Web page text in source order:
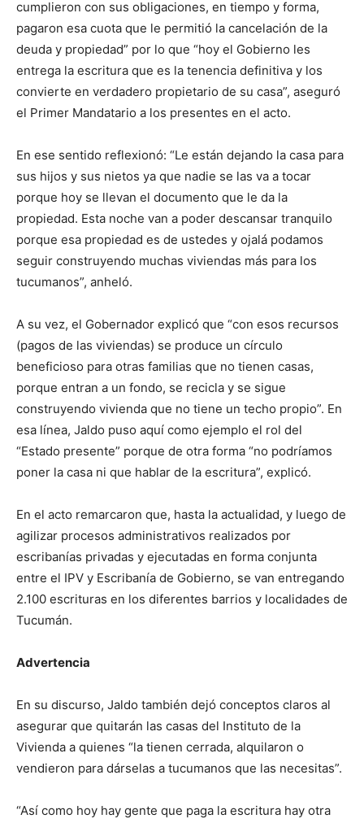
cumplieron con sus obligaciones, en tiempo y forma,
pagaron esa cuota que le permitió la cancelación de la
deuda y propiedad” por lo que “hoy el Gobierno les
entrega la escritura que es la tenencia definitiva y los
convierte en verdadero propietario de su casa”, aseguró
el Primer Mandatario a los presentes en el acto.
En ese sentido reflexionó: “Le están dejando la casa para
sus hijos y sus nietos ya que nadie se las va a tocar
porque hoy se llevan el documento que le da la
propiedad. Esta noche van a poder descansar tranquilo
porque esa propiedad es de ustedes y ojalá podamos
seguir construyendo muchas viviendas más para los
tucumanos”, anheló.
A su vez, el Gobernador explicó que “con esos recursos
(pagos de las viviendas) se produce un círculo
beneficioso para otras familias que no tienen casas,
porque entran a un fondo, se recicla y se sigue
construyendo vivienda que no tiene un techo propio”. En
esa línea, Jaldo puso aquí como ejemplo el rol del
“Estado presente” porque de otra forma “no podríamos
poner la casa ni que hablar de la escritura”, explicó.
En el acto remarcaron que, hasta la actualidad, y luego de
agilizar procesos administrativos realizados por
escribanías privadas y ejecutadas en forma conjunta
entre el IPV y Escribanía de Gobierno, se van entregando
2.100 escrituras en los diferentes barrios y localidades de
Tucumán.
Advertencia
En su discurso, Jaldo también dejó conceptos claros al
asegurar que quitarán las casas del Instituto de la
Vivienda a quienes “la tienen cerrada, alquilaron o
vendieron para dárselas a tucumanos que las necesitas”.
“Así como hoy hay gente que paga la escritura hay otra